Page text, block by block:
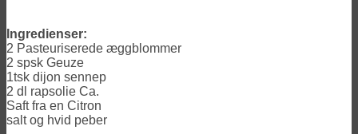
Ingredienser:
2 Pasteuriserede æggblommer
2 spsk Geuze
1tsk dijon sennep
2 dl rapsolie Ca.
Saft fra en Citron
salt og hvid peber